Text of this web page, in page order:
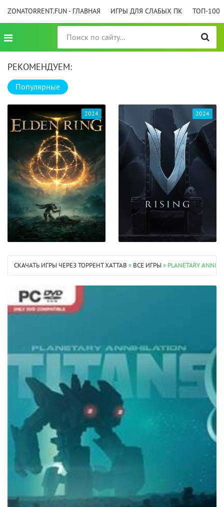
ZONATORRENT.FUN - ГЛАВНАЯ ИГРЫ ДЛЯ СЛАБЫХ ПК ТОП-100
РЕКОМЕНДУЕМ:
Популярные
2024 2024
СКАЧАТЬ ИГРЫ ЧЕРЕЗ ТОРРЕНТ XATTAB » ВСЕ ИГРЫ » PLANETARY